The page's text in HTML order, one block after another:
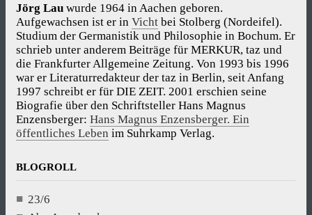
Jörg Lau wurde 1964 in Aachen geboren.
Aufgewachsen ist er in Vicht bei Stolberg (Nordeifel).
Studium der Germanistik und Philosophie in Bochum. Er
schrieb unter anderem Beiträge für MERKUR, taz und
die Frankfurter Allgemeine Zeitung. Von 1993 bis 1996
war er Literaturredakteur der taz in Berlin, seit Anfang
1997 schreibt er für DIE ZEIT. 2001 erschien seine
Biografie über den Schriftsteller Hans Magnus
Enzensberger: Hans Magnus Enzensberger. Ein
öffentliches Leben im Suhrkamp Verlag.
BLOGROLL
23/6